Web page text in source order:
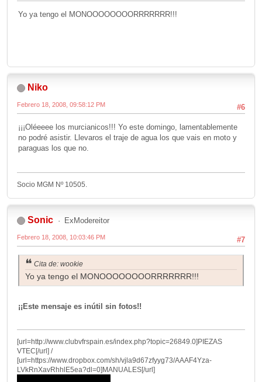
Yo ya tengo el MONOOOOOOOORRRRRRR!!!
Niko
#6
Febrero 18, 2008, 09:58:12 PM
¡¡¡Oléeeee los murcianicos!!! Yo este domingo, lamentablemente
no podré asistir. Llevaros el traje de agua los que vais en moto y
paraguas los que no.
Socio MGM Nº 10505.
Sonic ExModereitor
#7
Febrero 18, 2008, 10:03:46 PM
Cita de: wookie
Yo ya tengo el MONOOOOOOOORRRRRRR!!!
¡¡Este mensaje es inútil sin fotos!!
[url=http://www.clubvfrspain.es/index.php?topic=26849.0]PIEZAS
VTEC[/url] /
[url=https://www.dropbox.com/sh/vjla9d67zfyyg73/AAAF4Yza-
LVkRnXavRhhlE5ea?dl=0]MANUALES[/url]